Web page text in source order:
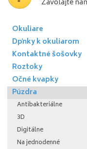
Zavolajte
Okuliare
Dpňky k okuliarom
Kontaktné šošovky
Roztoky
Očné kvapky
Púzdra
Antibakteriálne
3D
Digitálne
Na jednodenné